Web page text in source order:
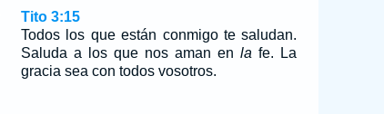
Tito 3:15
Todos los que están conmigo te saludan.
Saluda a los que nos aman enla fe. La
gracia sea con todos vosotros.